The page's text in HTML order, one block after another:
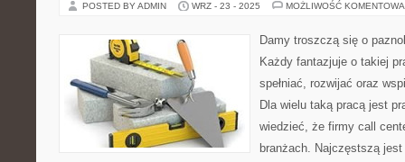
POSTED BY ADMIN WRZ - 23 - 2025 MOŻLIWOŚĆ
Damy troszczą się o
Każdy fantazjuje o takiej
spełniać, rozwijać oraz
Dla wielu taką pracą jest
wiedzieć, że firmy call
branżach. Najczęstszą